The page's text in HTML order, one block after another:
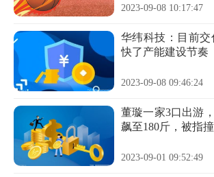
2023-09-08 10:17:47
华纬科技：目前
快了产能建设节奏
2023-09-08 09:46:24
董璇一家3口出游
飙至180斤，被指
2023-09-01 09:52:49